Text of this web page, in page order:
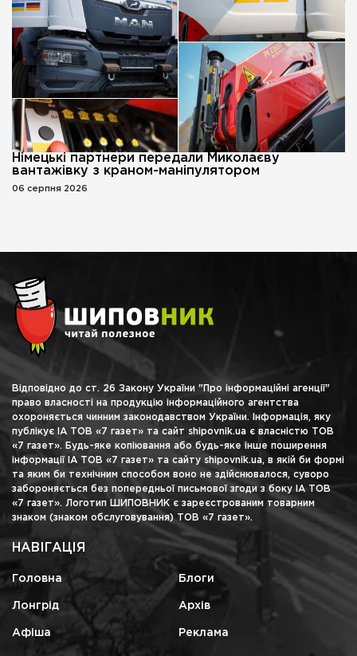
Німецькі партнери передали Миколаєву
вантажівку з краном-маніпулятором
06 серпня 2026
Відповідно до ст. 26 Закону України "Про інформаційні агенції"
право власності на продукцію інформаційного агентства
охороняється чинним законодавством України. Інформація, яку
публікує ІА ТОВ «7 газет» та сайт shipovnik.ua є власністю ТОВ
«7 газет». Будь-яке копіювання або будь-яке інше поширення
інформації ІА ТОВ «7 газет» та сайту shipovnik.ua, в якій би формі
та яким би технічним способом воно не здійснювалося, суворо
забороняється без попередньої письмової згоди з боку ІА ТОВ
«7 газет». Логотип ШИПОВНИК є зареєстрованим товарним
знаком (знаком обслуговування) ТОВ «7 газет».
НАВІГАЦІЯ
Головна Блоги
Лонгрід Архів
Афіша Реклама